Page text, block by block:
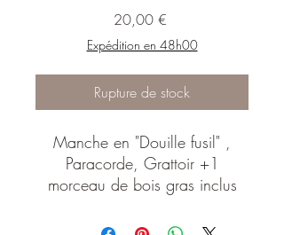
20,00 €Prix
Expédition en 48h00
Rupture de stock
Manche en "Douille fusil" ,
Paracorde, Grattoir +1
morceau de bois gras inclus